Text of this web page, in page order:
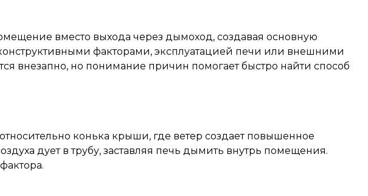
вместо выхода через дымоход, создавая основную
факторами, эксплуатацией печи или внешними
внезапно, но понимание причин помогает быстро найти способ
конька крыши, где ветер создает повышенное
дует в трубу, заставляя печь дымить внутрь помещения.